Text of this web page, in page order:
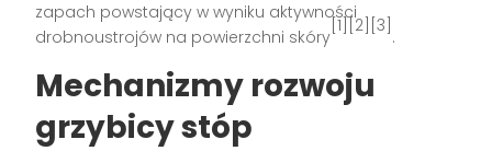
zapach powstający w wyniku aktywności
drobnoustrojów na powierzchni skóry
[1][2][3]
.
Mechanizmy rozwoju
grzybicy stóp